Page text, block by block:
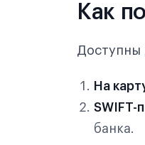
Как
Доступны
На
SWIFT-
банка.